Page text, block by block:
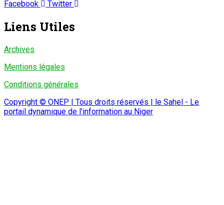
Facebook Twitter
Liens Utiles
Archives
Mentions légales
Conditions générales
Copyright © ONEP | Tous droits réservés | le Sahel - Le
portail dynamique de l'information au Niger